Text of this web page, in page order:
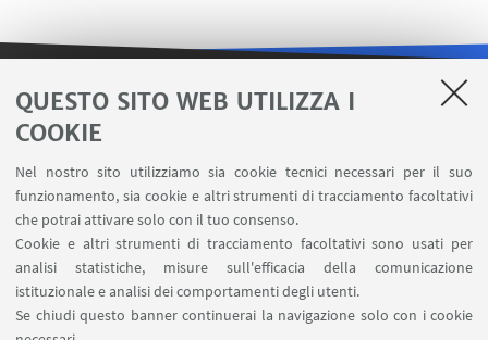
QUESTO SITO WEB UTILIZZA I
COOKIE
Nel nostro sito utilizziamo sia cookie tecnici necessari per il suo
funzionamento, sia cookie e altri strumenti di tracciamento facoltativi
che potrai attivare solo con il tuo consenso.
Cookie e altri strumenti di tracciamento facoltativi sono usati per
analisi statistiche, misure sull'efficacia della comunicazione
istituzionale e analisi dei comportamenti degli utenti.
Se chiudi questo banner continuerai la navigazione solo con i cookie
LINK UTILI
Contatti
Carta dei servizi
SEGUI IL DIPARTIMENTO SU: